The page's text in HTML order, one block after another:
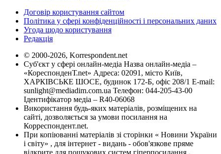
Договір користування сайтом
Політика у сфері конфіденційності і персональних даних
Угода щодо користування
Редакція
© 2000-2026, Korrespondent.net
Суб'єкт у сфері онлайн-медіа Назва онлайн-медіа –
«КореспонденТ.net» Адреса: 02091, місто Київ,
ХАРКІВСЬКЕ ШОСЕ, будинок 172-Б, офіс 208/1 E-mail:
sunlight@mediadim.com.ua Телефон: 044-205-43-00
Ідентифікатор медіа – R40-06068
Використання будь-яких матеріалів, розміщених на
сайті, дозволяється за умови посилання на
Корреспондент.net.
При копіюванні матеріалів зі сторінки « Новини України
і світу» , для інтернет - видань - обов'язкове пряме
відкрите для пошукових систем гіперпосилання .